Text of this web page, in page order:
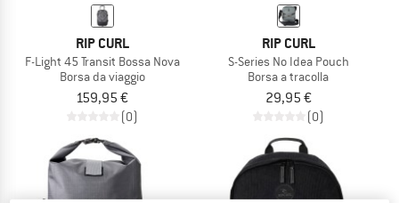
RIP CURL
F-Light 45 Transit Bossa Nova
Borsa da viaggio
159,95 €
(0)
RIP CURL
S-Series No Idea Pouch
Borsa a tracolla
29,95 €
(0)